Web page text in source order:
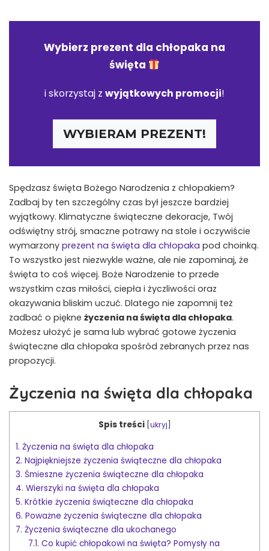
Wybierz prezent dla chłopaka na
święta
i skorzystaj z wyjątkowych promocji!
WYBIERAM PREZENT!
Spędzasz święta Bożego Narodzenia z chłopakiem?
Zadbaj by ten szczególny czas był jeszcze bardziej
wyjątkowy. Klimatyczne świąteczne dekoracje, Twój
odświętny strój, smaczne potrawy na stole i oczywiście
wymarzony prezent na święta dla chłopaka pod choinką.
To wszystko jest niezwykle ważne, ale nie zapominaj, że
święta to coś więcej. Boże Narodzenie to przede
wszystkim czas miłości, ciepła i życzliwości oraz
okazywania bliskim uczuć. Dlatego nie zapomnij też
zadbać o piękne życzenia na święta dla chłopaka.
Możesz ułożyć je sama lub wybrać gotowe życzenia
świąteczne dla chłopaka spośród zebranych przez nas
propozycji.
Życzenia na święta dla chłopaka
Spis treści ukryj
1. Życzenia na święta dla chłopaka
2. Najpiękniejsze życzenia świąteczne dla chłopaka
3. Śmieszne życzenia świąteczne dla chłopaka
4. Wierszyki na święta dla chłopaka
5. Krótkie życzenia świąteczne dla chłopaka
6. Poważne życzenia świąteczne dla chłopaka
7. Życzenia świąteczne dla ukochanego
7.1. Co kupić chłopakowi na święta? Pomysły na